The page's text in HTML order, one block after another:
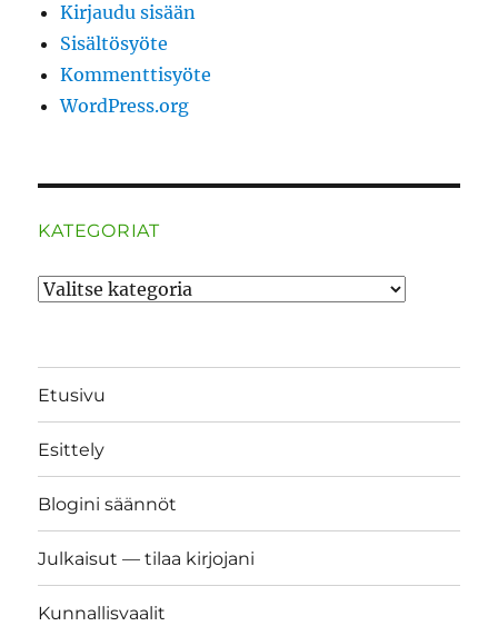
Kirjaudu sisään
Sisältösyöte
Kommenttisyöte
WordPress.org
KATEGORIAT
Kategoriat
Etusivu
Esittely
Blogini säännöt
Julkaisut — tilaa kirjojani
Kunnallisvaalit